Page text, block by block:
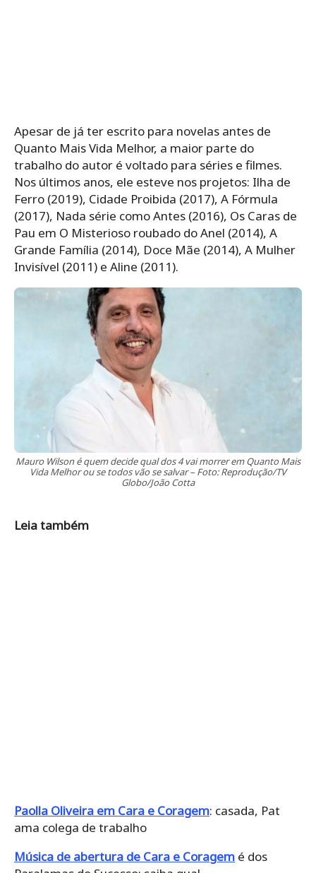
Apesar de já ter escrito para novelas antes de
Quanto Mais Vida Melhor, a maior parte do
trabalho do autor é voltado para séries e filmes.
Nos últimos anos, ele esteve nos projetos: Ilha de
Ferro (2019), Cidade Proibida (2017), A Fórmula
(2017), Nada série como Antes (2016), Os Caras de
Pau em O Misterioso roubado do Anel (2014), A
Grande Família (2014), Doce Mãe (2014), A Mulher
Invisível (2011) e Aline (2011).
Mauro Wilson é quem decide qual dos 4 vai morrer em Quanto Mais
Vida Melhor ou se todos vão se salvar – Foto: Reprodução/TV
Globo/João Cotta
Leia também
Paolla Oliveira em Cara e Coragem: casada, Pat
ama colega de trabalho
Música de abertura de Cara e Coragem é dos